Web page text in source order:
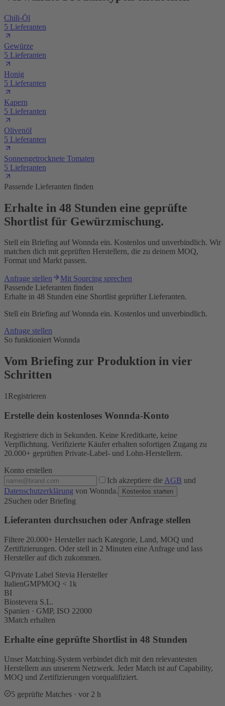
Chili-Öl
5 Lieferanten
Gewürze
5 Lieferanten
Honig
5 Lieferanten
Kapern
5 Lieferanten
Olivenöl
5 Lieferanten
Sonnengetrocknete Tomaten
5 Lieferanten
Passende Lieferanten finden
Erhalte in 48 Stunden eine geprüfte
Shortlist für Gewürzmischung.
Stell ein Briefing auf Wonnda ein. Kostenlos und unverbindlich. Wir
matchen dich mit geprüften Herstellern, die zu deinem MOQ,
Format und Markt passen.
Anfrage stellen
Mit Sourcing sprechen
Passende Lieferanten finden
Erhalte in 48 Stunden eine Shortlist geprüfter Lieferanten.
Stell ein Briefing auf Wonnda ein. Kostenlos und unverbindlich.
Anfrage stellen
So funktioniert Wonnda
Vom Briefing zur Produktion in vier
Schritten
1 Registrieren
Erstelle dein kostenloses Wonnda-Konto
Registriere dich in Sekunden. Keine Kreditkarte, keine
Verpflichtung. Verifizierte Käufer erhalten sofortigen Zugang zu
20.000+ geprüften Private-Label- und Lohn-Herstellern.
Konto erstellen
Ich akzeptiere die AGB und
Datenschutzerklärung von Wonnda. Kostenlos starten
2Suchen oder Briefing
Lieferanten durchsuchen oder Anfrage stellen
Filtere 20.000+ Hersteller nach Kategorie, Land, MOQ und
Zertifizierungen. Oder stell in 2 Minuten eine Anfrage und lass
Hersteller auf dich zukommen.
Private Label Stevia Hersteller
ItalienGMPMOQ < 1k
BI
Biostevera S.L.
Spanien · GMP, ISO 22000
3Match erhalten
Erhalte eine geprüfte Shortlist in 48 Stunden
Unser Matching-System verbindet dich mit den relevantesten
Herstellern aus unserem Netzwerk. Jeder Match ist auf Capability,
MOQ und Zertifizierungen vorqualifiziert.
5 geprüfte Matches · vor 2 h